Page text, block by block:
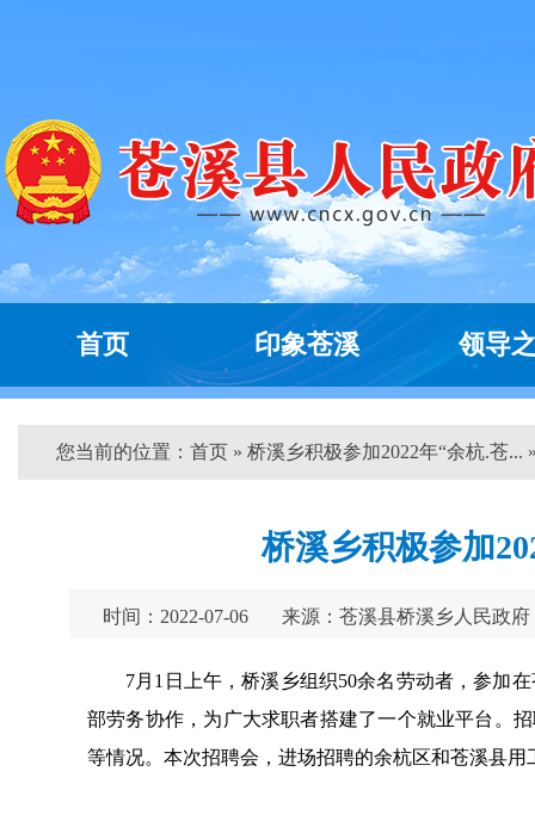
首页 印象苍溪 领导
您当前的位置： 首页 » 桥溪乡积极参加2022年“余杭.苍...
桥溪乡积极参加
时间：2022-07-06 来源：苍溪县桥溪乡人民政府
7月1日上午，桥溪乡组织50余名劳动者，参加
部劳务协作，为广大求职者搭建了一个就业平台。
等情况。本次招聘会，进场招聘的余杭区和苍溪县